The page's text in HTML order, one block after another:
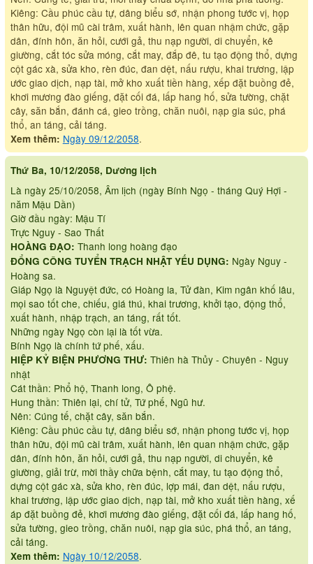
Kiêng: Cầu phúc cầu tự, dâng biểu sớ, nhận phong tước vị, họp
thân hữu, đội mũ cài trâm, xuất hành, lên quan nhậm chức, gặp
dân, đính hôn, ăn hỏi, cưới gả, thu nạp người, di chuyển, kê
giường, cắt tóc sửa móng, cắt may, đắp đê, tu tạo động thổ, dựng
cột gác xà, sửa kho, rèn đúc, đan dệt, nấu rượu, khai trương, lập
ước giao dịch, nạp tài, mở kho xuất tiền hàng, xếp đặt buồng đẻ,
khơi mương đào giếng, đặt cối đá, lấp hang hố, sửa tường, chặt
cây, săn bắn, đánh cá, gieo trồng, chăn nuôi, nạp gia súc, phá
thổ, an táng, cải táng.
Xem thêm: Ngày 09/12/2058.
Thứ Ba, 10/12/2058, Dương lịch
Là ngày 25/10/2058, Âm lịch (ngày Bính Ngọ - tháng Quý Hợi -
năm Mậu Dần)
Giờ đầu ngày: Mậu Tí
Trực Nguy - Sao Thất
HOÀNG ĐẠO: Thanh long hoàng đạo
ĐỔNG CÔNG TUYỂN TRẠCH NHẬT YẾU DỤNG: Ngày Nguy -
Hoàng sa.
Giáp Ngọ là Nguyệt đức, có Hoàng la, Tử đàn, Kim ngân khố lâu,
mọi sao tốt che, chiếu, giá thú, khai trương, khởi tạo, động thổ,
xuất hành, nhập trạch, an táng, rất tốt.
Những ngày Ngọ còn lại là tốt vừa.
Bính Ngọ là chính tứ phế, xấu.
HIỆP KỶ BIỆN PHƯƠNG THƯ: Thiên hà Thủy - Chuyên - Nguy
nhật
Cát thần: Phổ hộ, Thanh long, Ô phệ.
Hung thần: Thiên lại, chí tử, Tứ phế, Ngũ hư.
Nên: Cúng tế, chặt cây, săn bắn.
Kiêng: Cầu phúc cầu tự, dâng biểu sớ, nhận phong tước vị, họp
thân hữu, đội mũ cài trâm, xuất hành, lên quan nhậm chức, gặp
dân, đính hôn, ăn hỏi, cưới gả, thu nạp người, di chuyển, kê
giường, giải trừ, mời thầy chữa bệnh, cắt may, tu tạo động thổ,
dựng cột gác xà, sửa kho, rèn đúc, lợp mái, đan dệt, nấu rượu,
khai trương, lập ước giao dịch, nạp tài, mở kho xuất tiền hàng, xế
áp đặt buồng đẻ, khơi mương đào giếng, đặt cối đá, lấp hang hố,
sửa tường, gieo trồng, chăn nuôi, nạp gia súc, phá thổ, an táng,
cải táng.
Xem thêm: Ngày 10/12/2058.